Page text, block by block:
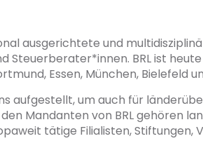
ausgerichtete und
BRL ist
Essen, München, Bielefeld
aufgestellt, um auch für
Mandanten von BRL gehören
tätige Filialisten, Stiftungen,